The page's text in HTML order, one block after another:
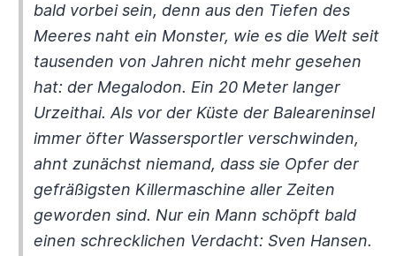
bald vorbei sein, denn aus den Tiefen des
Meeres naht ein Monster, wie es die Welt seit
tausenden von Jahren nicht mehr gesehen
hat: der Megalodon. Ein 20 Meter langer
Urzeithai. Als vor der Küste der Baleareninsel
immer öfter Wassersportler verschwinden,
ahnt zunächst niemand, dass sie Opfer der
gefräßigsten Killermaschine aller Zeiten
geworden sind. Nur ein Mann schöpft bald
einen schrecklichen Verdacht: Sven Hansen.